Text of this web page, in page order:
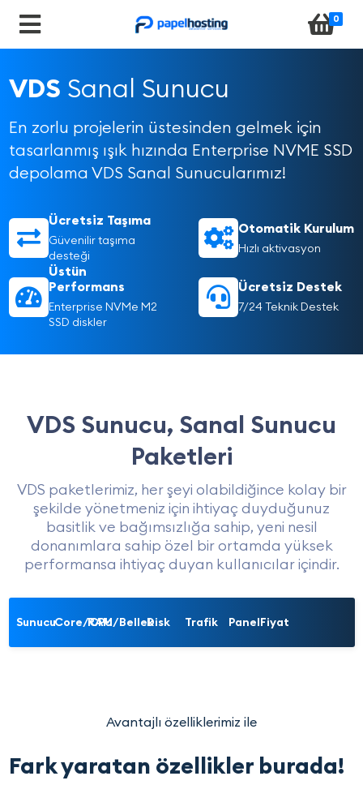
0
VDS Sanal Sunucu
En zorlu projelerin üstesinden gelmek için
tasarlanmış ışık hızında Enterprise NVME SSD
depolama VDS Sanal Sunucularımız!
Ücretsiz Taşıma
Güvenilir taşıma
desteği
Otomatik Kurulum
Hızlı aktivasyon
Üstün
Performans
Enterprise NVMe M2
SSD diskler
Ücretsiz Destek
7/24 Teknik Destek
VDS Sunucu, Sanal Sunucu
Paketleri
VDS paketlerimiz, her şeyi olabildiğince kolay bir
şekilde yönetmeniz için ihtiyaç duyduğunuz
basitlik ve bağımsızlığa sahip, yeni nesil
donanımlara sahip özel bir ortamda yüksek
performansa ihtiyaç duyan kullanıcılar içindir.
SunucuCore/CPURAM/BellekDisk Trafik PanelFiyat
Avantajlı özelliklerimiz ile
Fark yaratan özellikler burada!